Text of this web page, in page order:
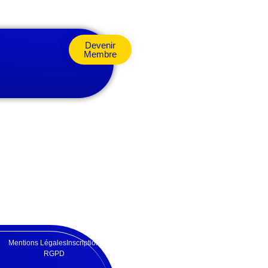
Devenir
Membre
Mentions Légales Inscription
RGPD